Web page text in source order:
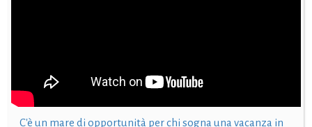
C'è un mare di opportunità per chi sogna una vacanza in